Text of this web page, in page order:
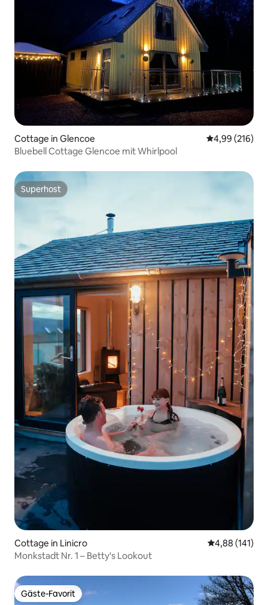
Cottage in Glencoe
4,99 (216)
Bluebell Cottage Glencoe mit Whirlpool
Superhost
Superhost
Cottage in Linicro
4,88 (141)
Monkstadt Nr. 1 – Betty's Lookout
Gäste-Favorit
Gäste-Favorit